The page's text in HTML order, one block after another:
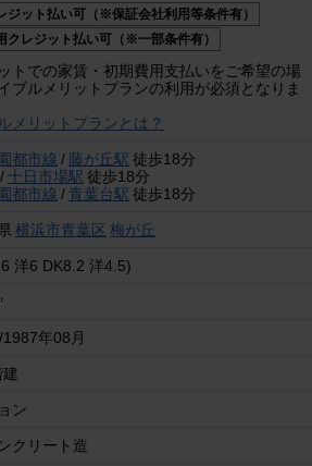
ジット払い可（※保証会社利用等条件有）
クレジット払い可（※一部条件有）
トでの家賃・初期費用支払いをご希望の場
ブルメリットプランの利用が必須となりま
メリットプランとは？
都市線 / 藤が丘駅 徒歩18分
/十日市場駅 徒歩18分
都市線 /青葉台駅 徒歩18分
横浜市青葉区 梅が丘
洋6 DK8.2 洋4.5)
年08月
ン
クリート造